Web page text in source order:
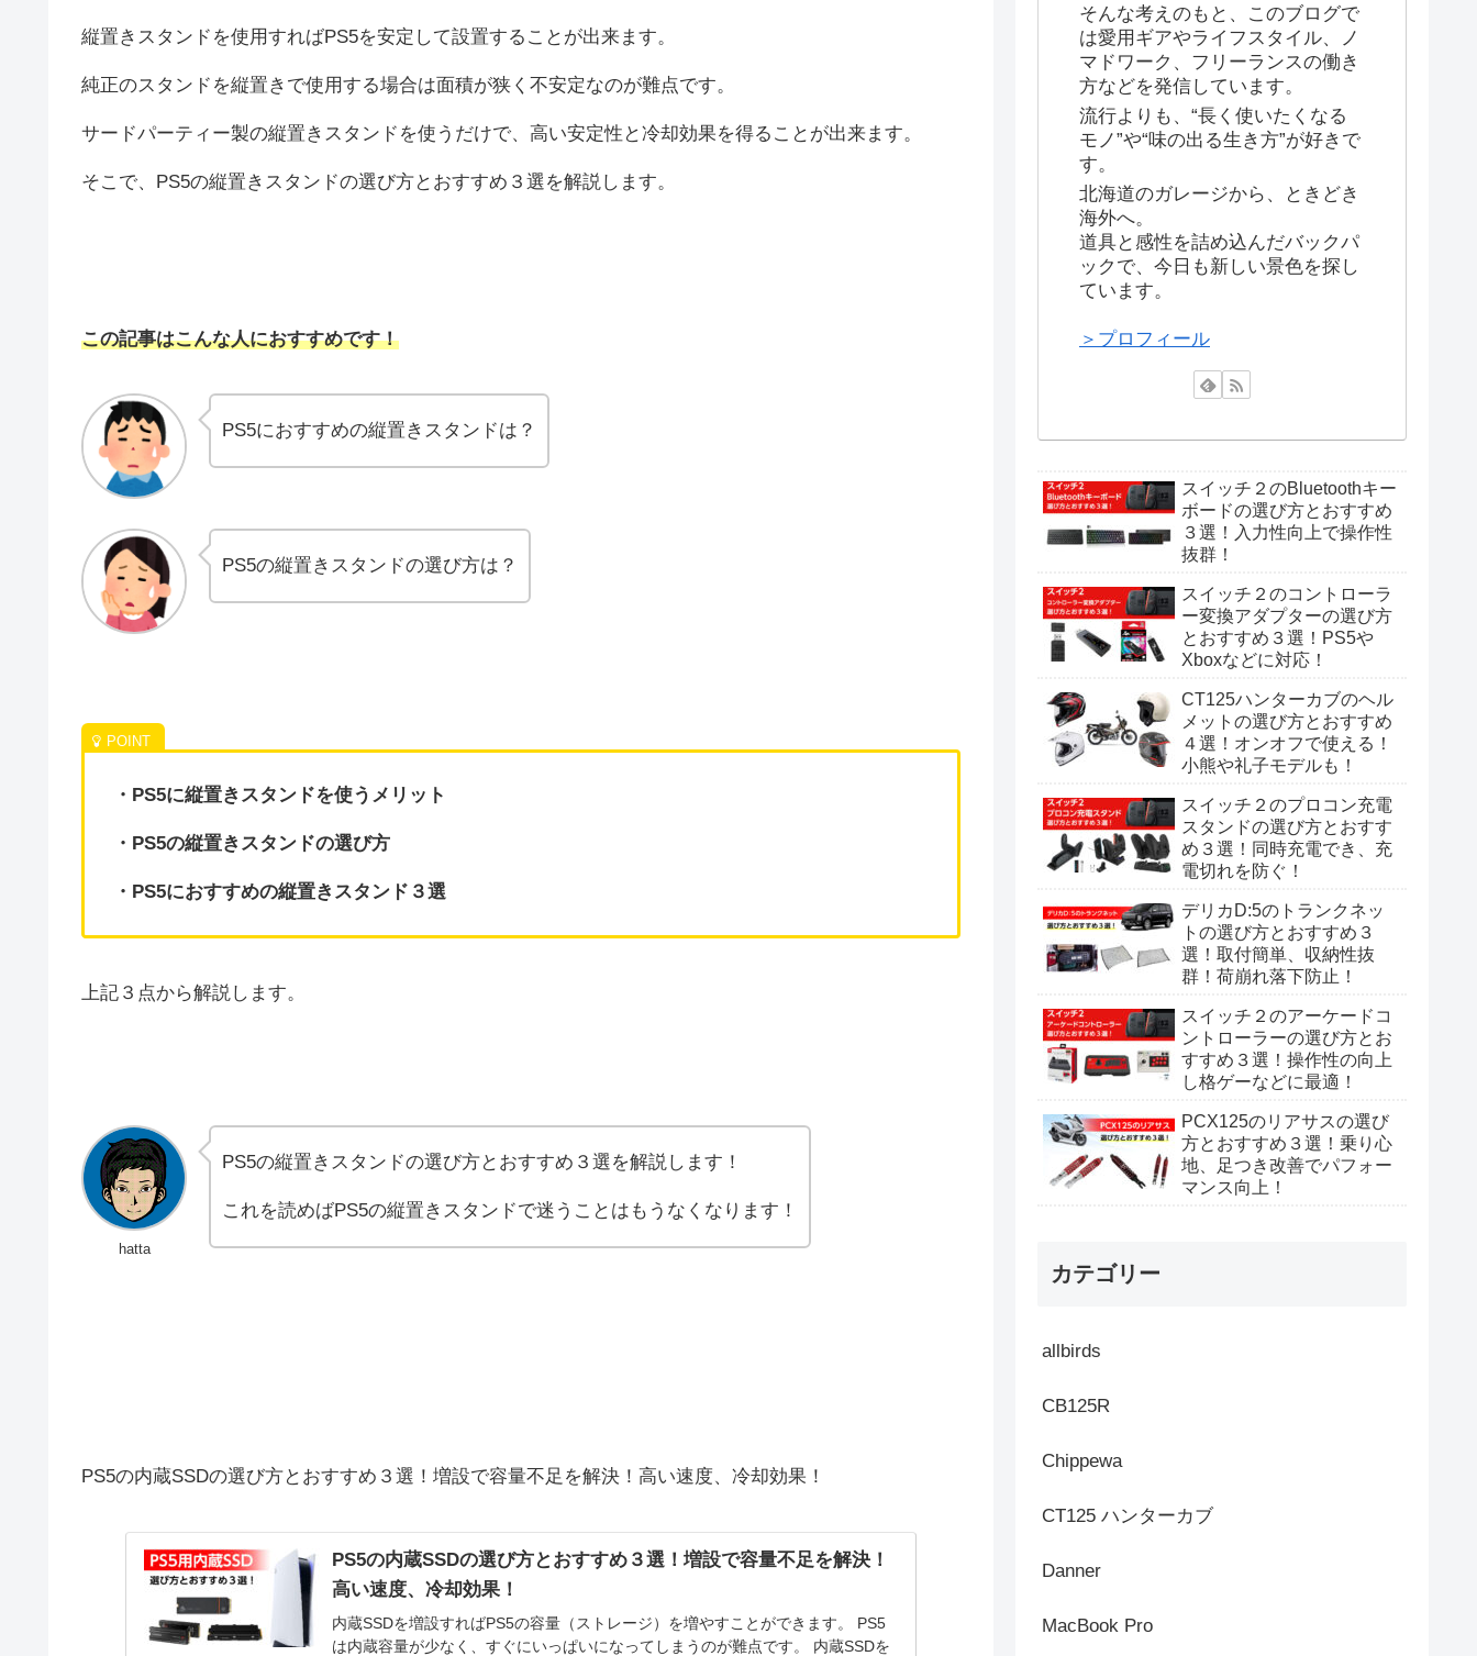
縦置きスタンドを使用すればPS5を安定して設置することが出来ます。
純正のスタンドを縦置きで使用する場合は面積が狭く不安定なのが難点です。
サードパーティー製の縦置きスタンドを使うだけで、高い安定性と冷却効果を得ることが出来ます。
そこで、PS5の縦置きスタンドの選び方とおすすめ３選を解説します。
この記事はこんな人におすすめです！
PS5におすすめの縦置きスタンドは？
PS5の縦置きスタンドの選び方は？
・PS5に縦置きスタンドを使うメリット
・PS5の縦置きスタンドの選び方
・PS5におすすめの縦置きスタンド３選
上記３点から解説します。
hatta
PS5の縦置きスタンドの選び方とおすすめ３選を解説します！
これを読めばPS5の縦置きスタンドで迷うことはもうなくなります！
PS5の内蔵SSDの選び方とおすすめ３選！増設で容量不足を解決！高い速度、冷却効果！
PS5の内蔵SSDの選び方とおすすめ３選！増設で容量不足を解決！
高い速度、冷却効果！
内蔵SSDを増設すればPS5の容量（ストレージ）を増やすことができます。 PS5
は内蔵容量が少なく、すぐにいっぱいになってしまうのが難点です。 内蔵SSDを
そんな考えのもと、このブログで
は愛用ギアやライフスタイル、ノ
マドワーク、フリーランスの働き
方などを発信しています。
流行よりも、“長く使いたくなる
モノ”や“味の出る生き方”が好きで
す。
北海道のガレージから、ときどき
海外へ。
道具と感性を詰め込んだバックパ
ックで、今日も新しい景色を探し
ています。
＞プロフィール
スイッチ２のBluetoothキー
ボードの選び方とおすすめ
３選！入力性向上で操作性
抜群！
スイッチ２のコントローラ
ー変換アダプターの選び方
とおすすめ３選！PS5や
Xboxなどに対応！
CT125ハンターカブのヘル
メットの選び方とおすすめ
４選！オンオフで使える！
小熊や礼子モデルも！
スイッチ２のプロコン充電
スタンドの選び方とおすす
め３選！同時充電でき、充
電切れを防ぐ！
デリカD:5のトランクネッ
トの選び方とおすすめ３
選！取付簡単、収納性抜
群！荷崩れ落下防止！
スイッチ２のアーケードコ
ントローラーの選び方とお
すすめ３選！操作性の向上
し格ゲーなどに最適！
PCX125のリアサスの選び
方とおすすめ３選！乗り心
地、足つき改善でパフォー
マンス向上！
カテゴリー
allbirds
CB125R
Chippewa
CT125 ハンターカブ
Danner
MacBook Pro